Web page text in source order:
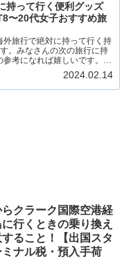
持って行く便利グッズ
〜20代女子おすすめ旅
外旅行で絶対に持って行く持
。みなさんの次の旅行に持
考になれば嬉しいです。
旅を充実させてくれるアイテ
す！ 渡航経験15回以上のわ
...
2024.02.14
クラーク国際空港経
行くときの乗り換え
ること！【出国スタ
ナル税・預入手荷